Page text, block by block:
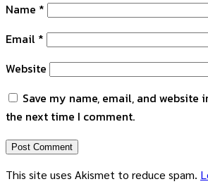
Name *
Email *
Website
Save my name, email, and website
the next time I comment.
This site uses Akismet to reduce spam.